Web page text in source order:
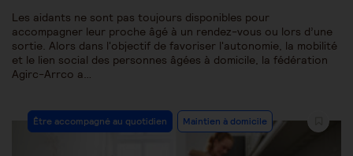
Les aidants ne sont pas toujours disponibles pour
accompagner leur proche âgé à un rendez-vous ou lors d’une
sortie. Alors dans l'objectif de favoriser l'autonomie, la mobilité
et le lien social des personnes âgées à domicile, la fédération
Agirc-Arrco a…
Post
Category:
Être accompagné au quotidien Maintien à domicile